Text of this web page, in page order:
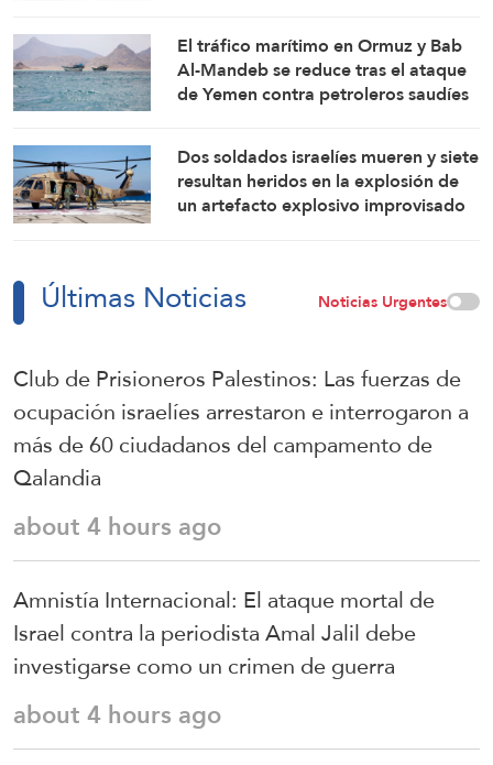
El tráfico marítimo en Ormuz y Bab
Al-Mandeb se reduce tras el ataque
de Yemen contra petroleros saudíes
Dos soldados israelíes mueren y siete
resultan heridos en la explosión de
un artefacto explosivo improvisado
Últimas Noticias Noticias Urgentes
Club de Prisioneros Palestinos: Las fuerzas de
ocupación israelíes arrestaron e interrogaron a
más de 60 ciudadanos del campamento de
Qalandia
about 4 hours ago
Amnistía Internacional: El ataque mortal de
Israel contra la periodista Amal Jalil debe
investigarse como un crimen de guerra
about 4 hours ago